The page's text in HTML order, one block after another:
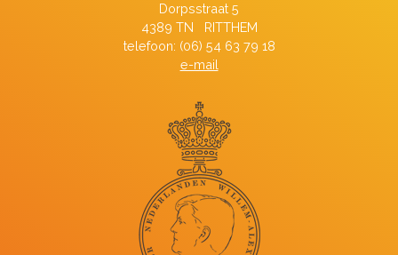
Dorpsstraat 5
4389 TN RITTHEM
telefoon: (06) 54 63 79 18
e-mail